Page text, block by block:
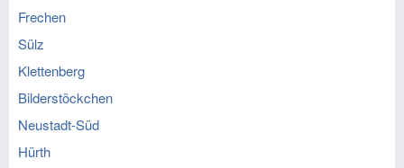
Frechen
Sülz
Klettenberg
Bilderstöckchen
Neustadt-Süd
Hürth